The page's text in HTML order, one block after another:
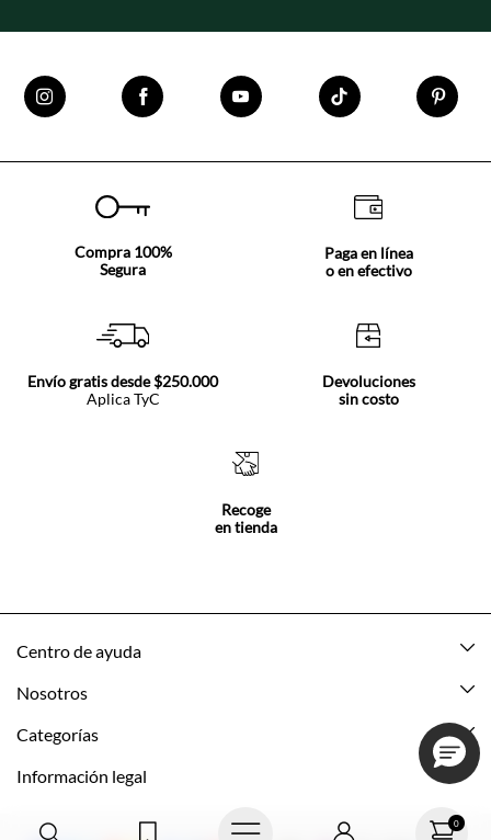
0
Compra 100%
Segura
Paga en línea
o en efectivo
Envío gratis desde $250.000
Aplica TyC
Devoluciones
sin costo
Recoge
en tienda
Centro de ayuda
Mis pedidos
Cómo comprar
Nosotros
Acerca de Tennis
Categorías
Nuevo
Información legal